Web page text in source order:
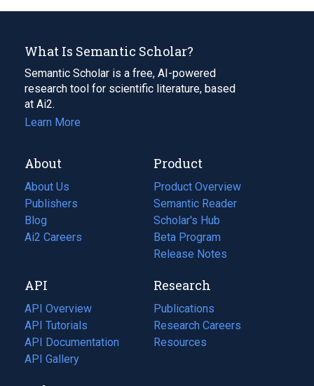
What Is Semantic Scholar?
Semantic Scholar is a free, AI-powered
research tool for scientific literature, based
at Ai2.
Learn More
About
About Us
Publishers
Blog
(opens
in
tab)
Ai2 Careers
(opens
new
tab)
Product
Product Overview
Semantic Reader
Scholar's Hub
Beta Program
Release Notes
API
API Overview
API Tutorials
API Documentation
(opens
in
API Gallery
Research
Publications
(opens
in
a
Research Careers
(opens
in
Resources
(opens